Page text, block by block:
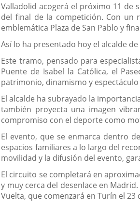
Valladolid acogerá el próximo 11 de
del final de la competición. Con un
emblemática Plaza de San Pablo y
Así lo ha presentado hoy el alcalde
Este tramo, pensado para
Puente de Isabel la Católica, el
patrimonio, dinamismo y
El alcalde ha subrayado la
también proyecta una imagen
compromiso con el deporte como
El evento, que se enmarca dentro
espacios familiares a lo largo del
movilidad y la difusión del evento,
El circuito se completará en
y muy cerca del desenlace en
Vuelta, que comenzará en Turín el